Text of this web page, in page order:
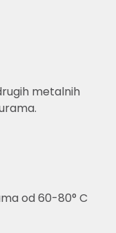
metalnih
od 60-80° C